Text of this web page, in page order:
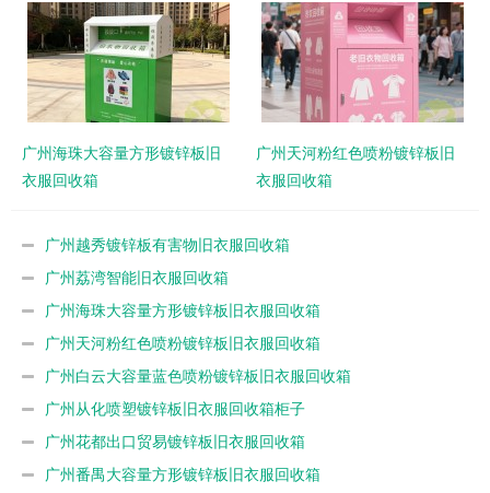
广州海珠大容量方形镀锌板旧
衣服回收箱
广州天河粉红色喷粉镀锌板旧
衣服回收箱
广州越秀镀锌板有害物旧衣服回收箱
广州荔湾智能旧衣服回收箱
广州海珠大容量方形镀锌板旧衣服回收箱
广州天河粉红色喷粉镀锌板旧衣服回收箱
广州白云大容量蓝色喷粉镀锌板旧衣服回收箱
广州从化喷塑镀锌板旧衣服回收箱柜子
广州花都出口贸易镀锌板旧衣服回收箱
广州番禺大容量方形镀锌板旧衣服回收箱